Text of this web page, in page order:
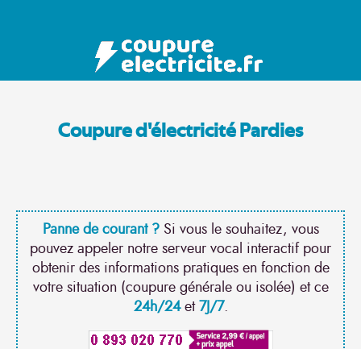
Coupure d'électricité Pardies
Panne de courant ?Si vous le souhaitez, vous
pouvez appeler notre serveur vocal interactif pour
obtenir des informations pratiques en fonction de
votre situation (coupure générale ou isolée) et ce
24h/24et7J/7.